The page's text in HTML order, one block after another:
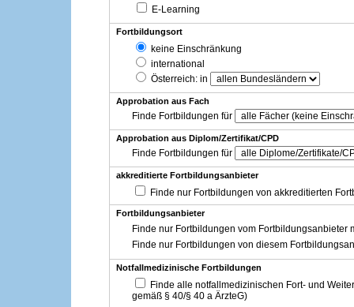
E-Learning
Fortbildungsort
keine Einschränkung
international
Österreich: in
Approbation aus Fach
Finde Fortbildungen für
Approbation aus Diplom/Zertifikat/CPD
Finde Fortbildungen für
akkreditierte Fortbildungsanbieter
Finde nur Fortbildungen von akkreditierten
Fortbildungsanbieter
Finde nur Fortbildungen vom Fortbildungsanbieter
Finde nur Fortbildungen von diesem
Notfallmedizinische Fortbildungen
Finde alle notfallmedizinischen Fort- und
gemäß § 40/§ 40 a ÄrzteG)